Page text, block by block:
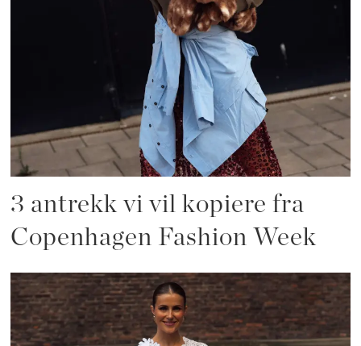
3 antrekk vi vil kopiere fra
Copenhagen Fashion Week